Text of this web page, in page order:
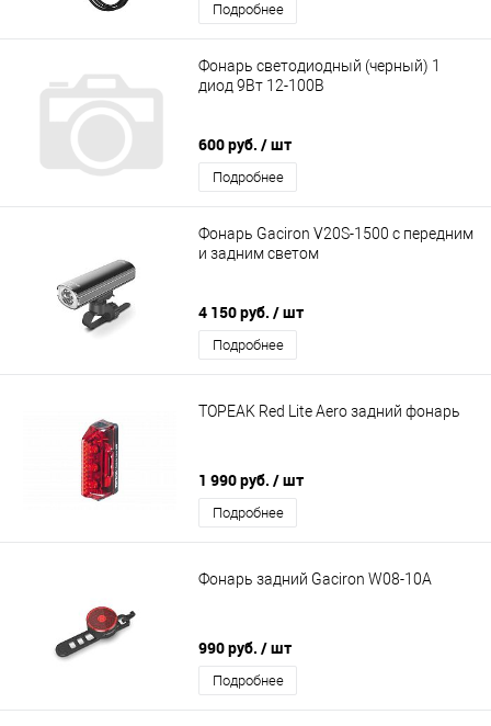
Подробнее
Фонарь светодиодный (черный) 1
диод 9Вт 12-100В
600 руб. / шт
Подробнее
Фонарь Gaciron V20S-1500 с передним
и задним светом
4 150 руб. / шт
Подробнее
TOPEAK Red Lite Aero задний фонарь
1 990 руб. / шт
Подробнее
Фонарь задний Gaciron W08-10A
990 руб. / шт
Подробнее